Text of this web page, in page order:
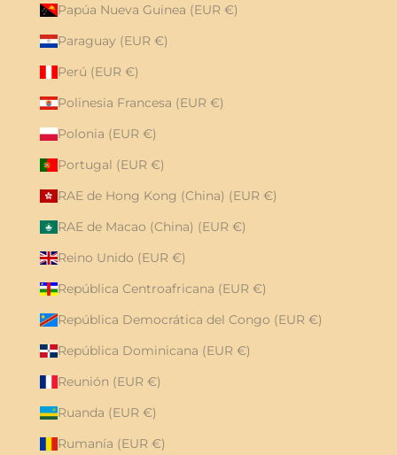
Papúa Nueva Guinea (EUR €)
Paraguay (EUR €)
Perú (EUR €)
Polinesia Francesa (EUR €)
Polonia (EUR €)
Portugal (EUR €)
RAE de Hong Kong (China) (EUR €)
RAE de Macao (China) (EUR €)
Reino Unido (EUR €)
República Centroafricana (EUR €)
República Democrática del Congo (EUR €)
República Dominicana (EUR €)
Reunión (EUR €)
Ruanda (EUR €)
Rumanía (EUR €)